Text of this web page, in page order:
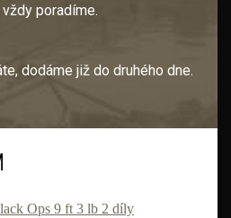
poradíme.
dodáme již do druhého dne.
Ops 9 ft 3 lb 2 díly